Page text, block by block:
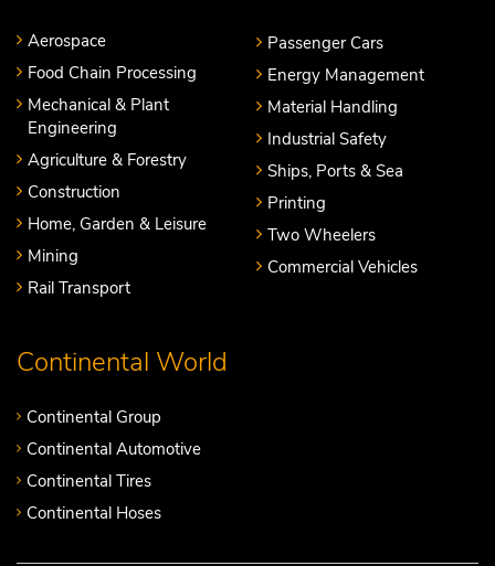
Aerospace
Food Chain Processing
Mechanical & Plant
Engineering
Agriculture & Forestry
Construction
Home, Garden & Leisure
Mining
Rail Transport
Passenger Cars
Energy Management
Material Handling
Industrial Safety
Ships, Ports & Sea
Printing
Two Wheelers
Commercial Vehicles
Continental World
Continental Group
Continental Automotive
Continental Tires
Continental Hoses